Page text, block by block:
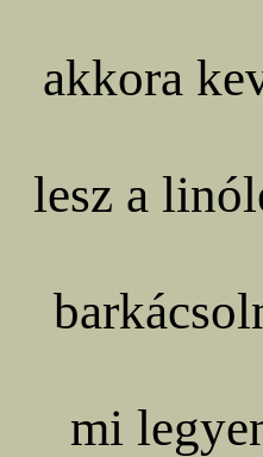
akkora
lesz a
mi